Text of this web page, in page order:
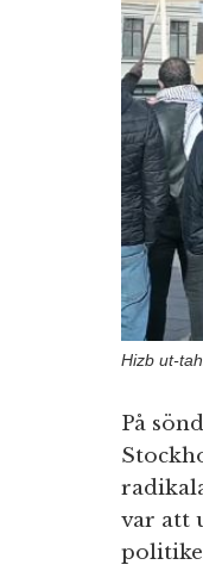
Hizb ut-
På
var att